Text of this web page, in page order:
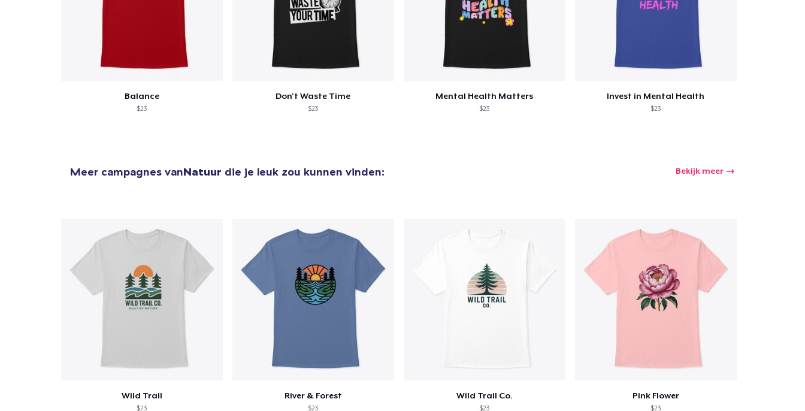
Balance
$23
Don't Waste Time
$23
Mental Health Matters
$23
Invest in Mental Health
$23
Meer campagnes vanNatuur die je leuk zou kunnen vinden: Bekijk meer
Wild Trail
$23
River & Forest
$23
Wild Trail Co.
$23
Pink Flower
$23